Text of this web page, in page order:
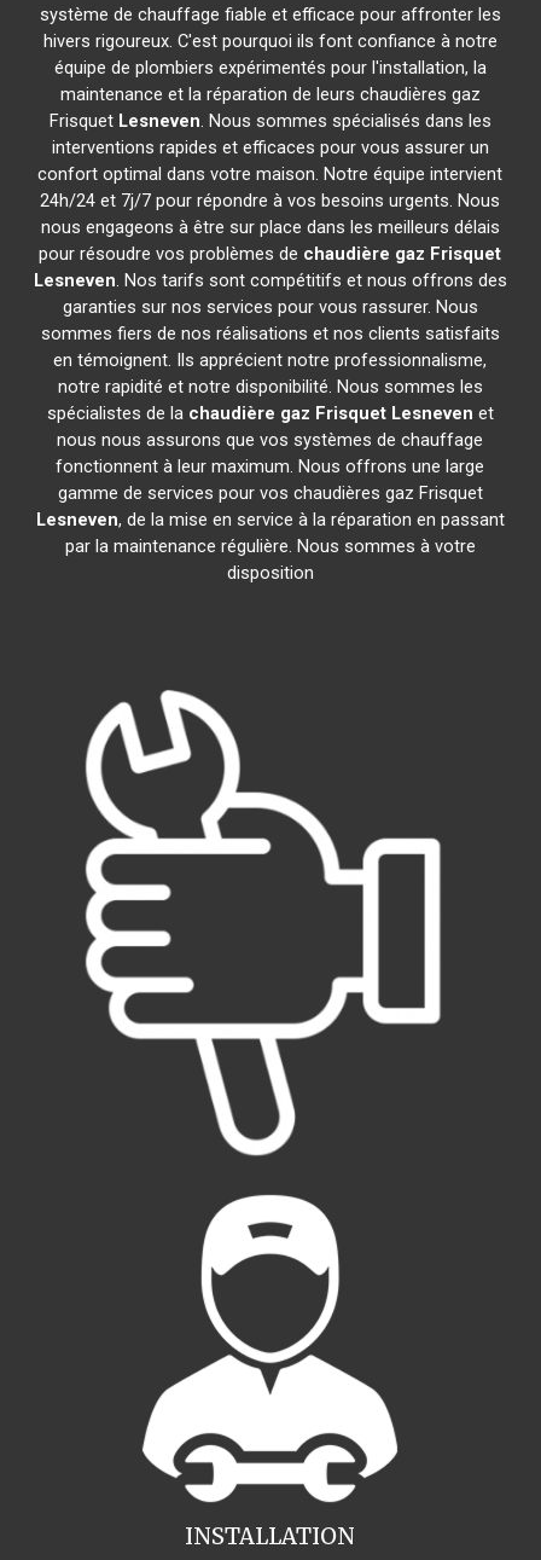
système de chauffage fiable et efficace pour affronter les
hivers rigoureux. C'est pourquoi ils font confiance à notre
équipe de plombiers expérimentés pour l'installation, la
maintenance et la réparation de leurs chaudières gaz
Frisquet Lesneven. Nous sommes spécialisés dans les
interventions rapides et efficaces pour vous assurer un
confort optimal dans votre maison. Notre équipe intervient
24h/24 et 7j/7 pour répondre à vos besoins urgents. Nous
nous engageons à être sur place dans les meilleurs délais
pour résoudre vos problèmes de chaudière gaz Frisquet
Lesneven. Nos tarifs sont compétitifs et nous offrons des
garanties sur nos services pour vous rassurer. Nous
sommes fiers de nos réalisations et nos clients satisfaits
en témoignent. Ils apprécient notre professionnalisme,
notre rapidité et notre disponibilité. Nous sommes les
spécialistes de la chaudière gaz Frisquet Lesneven et
nous nous assurons que vos systèmes de chauffage
fonctionnent à leur maximum. Nous offrons une large
gamme de services pour vos chaudières gaz Frisquet
Lesneven, de la mise en service à la réparation en passant
par la maintenance régulière. Nous sommes à votre
disposition
INSTALLATION